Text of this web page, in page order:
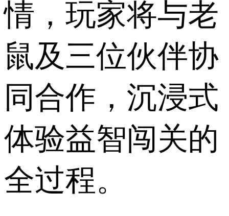
情，玩家将与老
鼠及三位伙伴协
同合作，沉浸式
体验益智闯关的
全过程。